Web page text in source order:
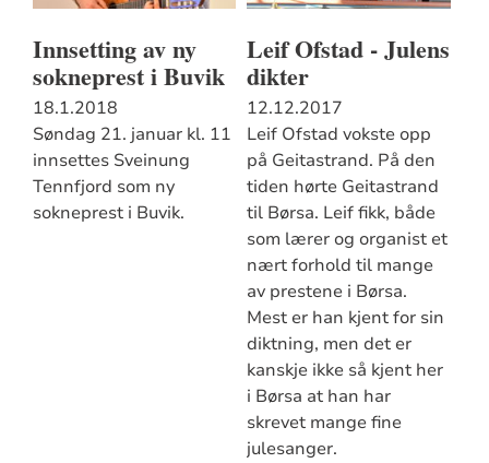
Innsetting av ny
sokneprest i Buvik
18.1.2018
Søndag 21. januar kl. 11
innsettes Sveinung
Tennfjord som ny
sokneprest i Buvik.
Leif Ofstad - Julens
dikter
12.12.2017
Leif Ofstad vokste opp
på Geitastrand. På den
tiden hørte Geitastrand
til Børsa. Leif fikk, både
som lærer og organist et
nært forhold til mange
av prestene i Børsa.
Mest er han kjent for sin
diktning, men det er
kanskje ikke så kjent her
i Børsa at han har
skrevet mange fine
julesanger.